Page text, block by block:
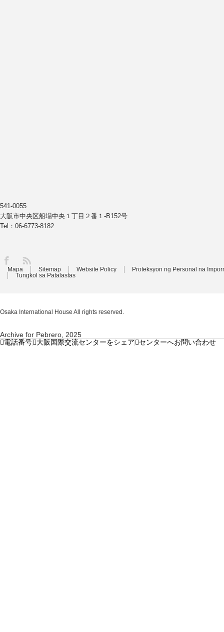
541-0055
大阪市中央区船場中央１丁目２番１-B152号
Tel：06-6773-8182
Facebook
Mapa Sitemap Website Policy
Proteksyon ng Personal na
Tungkol sa Patalastas
Osaka International House All rights reserved.
Archive for Pebrero, 2025
電話番号 大阪国際交流センターをシェア センターへお問い合わせ